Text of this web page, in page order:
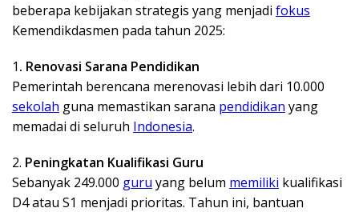
beberapa kebijakan strategis yang menjadi fokus
Kemendikdasmen pada tahun 2025:
1. Renovasi Sarana Pendidikan
Pemerintah berencana merenovasi lebih dari 10.000
sekolah guna memastikan sarana pendidikan yang
memadai di seluruh Indonesia.
2. Peningkatan Kualifikasi Guru
Sebanyak 249.000 guru yang belum memiliki kualifikasi
D4 atau S1 menjadi prioritas. Tahun ini, bantuan